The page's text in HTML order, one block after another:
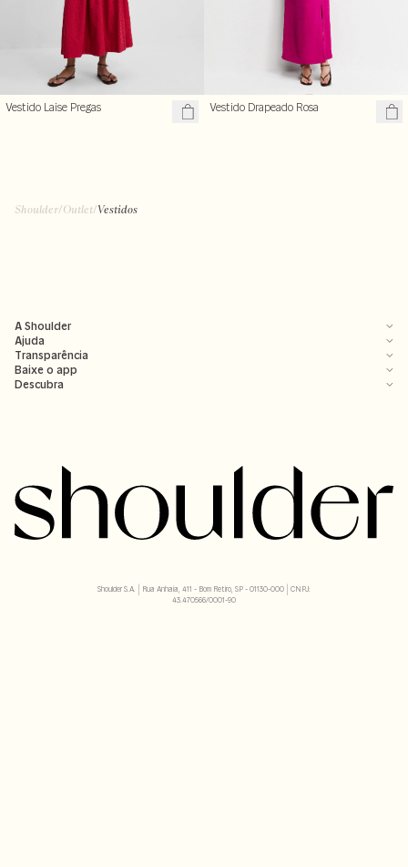
Vestido Laise Pregas Vestido Drapeado Rosa
Shoulder/Outlet/Vestidos
A Shoulder
Ajuda
Transparência
Baixe o app
Descubra
Shoulder S.A. | Rua Anhaia, 411 - Bom Retiro, SP - 01130-000 | CNPJ:
43.470566/0001-90